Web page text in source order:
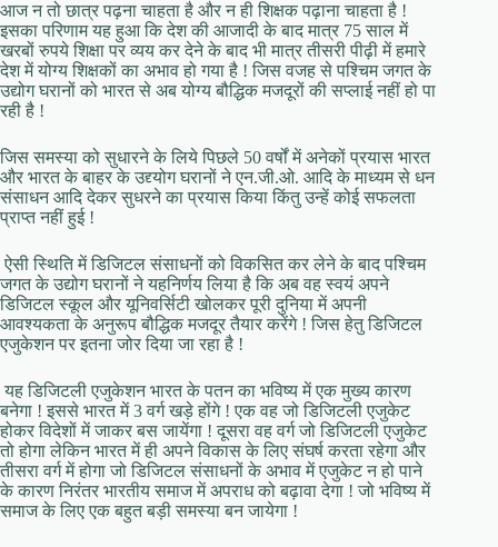
आज न तो छात्र पढ़ना चाहता है और न ही शिक्षक पढ़ाना चाहता है !
इसका परिणाम यह हुआ कि देश की आजादी के बाद मात्र 75 साल में
खरबों रुपये शिक्षा पर व्यय कर देने के बाद भी मात्र तीसरी पीढ़ी में हमारे
देश में योग्य शिक्षकों का अभाव हो गया है ! जिस वजह से पश्चिम जगत के
उद्योग घरानों को भारत से अब योग्य बौद्धिक मजदूरों की सप्लाई नहीं हो पा
रही है !
जिस समस्या को सुधारने के लिये पिछले 50 वर्षों में अनेकों प्रयास भारत
और भारत के बाहर के उद्द्योग घरानों ने एन.जी.ओ. आदि के माध्यम से धन
संसाधन आदि देकर सुधरने का प्रयास किया किंतु उन्हें कोई सफलता
प्राप्त नहीं हुई !
ऐसी स्थिति में डिजिटल संसाधनों को विकसित कर लेने के बाद पश्चिम
जगत के उद्योग घरानों ने यहनिर्णय लिया है कि अब वह स्वयं अपने
डिजिटल स्कूल और यूनिवर्सिटी खोलकर पूरी दुनिया में अपनी
आवश्यकता के अनुरूप बौद्धिक मजदूर तैयार करेंगे ! जिस हेतु डिजिटल
एजुकेशन पर इतना जोर दिया जा रहा है !
यह डिजिटली एजुकेशन भारत के पतन का भविष्य में एक मुख्य कारण
बनेगा ! इससे भारत में 3 वर्ग खड़े होंगे ! एक वह जो डिजिटली एजुकेट
होकर विदेशों में जाकर बस जायेंगा ! दूसरा वह वर्ग जो डिजिटली एजुकेट
तो होगा लेकिन भारत में ही अपने विकास के लिए संघर्ष करता रहेगा और
तीसरा वर्ग में होगा जो डिजिटल संसाधनों के अभाव में एजुकेट न हो पाने
के कारण निरंतर भारतीय समाज में अपराध को बढ़ावा देगा ! जो भविष्य में
समाज के लिए एक बहुत बड़ी समस्या बन जायेगा !